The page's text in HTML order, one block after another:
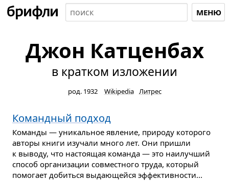
МЕНЮ
Джон Катценбах
в кратком изложении
род. 1932 Wikipedia Литрес
Командный подход
Команды — уникальное явление, природу которого
авторы книги изучали много лет. Они пришли
к выводу, что настоящая команда — это наилучший
способ организации совместного труда, который
помогает добиться выдающейся эффективности...